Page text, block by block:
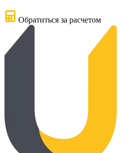
Обратиться за расчетом